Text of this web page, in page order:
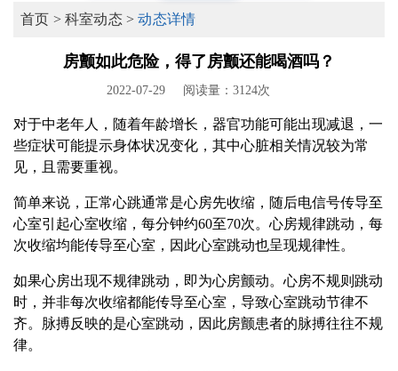
首页 > 科室动态 > 动态详情
房颤如此危险，得了房颤还能喝酒吗？
2022-07-29 阅读量：3124次
对于中老年人，随着年龄增长，器官功能可能出现减退，一
些症状可能提示身体状况变化，其中心脏相关情况较为常
见，且需要重视。
简单来说，正常心跳通常是心房先收缩，随后电信号传导至
心室引起心室收缩，每分钟约60至70次。心房规律跳动，每
次收缩均能传导至心室，因此心室跳动也呈现规律性。
如果心房出现不规律跳动，即为心房颤动。心房不规则跳动
时，并非每次收缩都能传导至心室，导致心室跳动节律不
齐。脉搏反映的是心室跳动，因此房颤患者的脉搏往往不规
律。